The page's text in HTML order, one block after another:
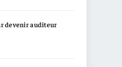
devenir auditeur